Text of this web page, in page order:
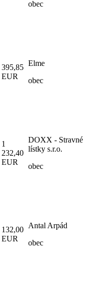
obec
395,85
EUR
Elme
obec
1
232,40
EUR
DOXX - Stravné
lístky s.r.o.
obec
132,00
EUR
Antal Arpád
obec